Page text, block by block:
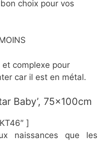
choix pour vos
complexe pour
car il est en métal.
Baby’, 75x100cm
]
naissances que les